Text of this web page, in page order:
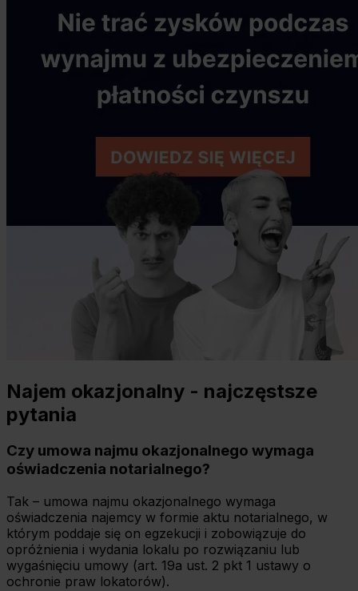
Najem okazjonalny - najczęstsze
pytania
Czy umowa najmu okazjonalnego wymaga
oświadczenia notarialnego?
Tak – umowa najmu okazjonalnego wymaga
oświadczenia najemcy w formie aktu notarialnego, w
którym poddaje się on egzekucji i zobowiązuje do
opróżnienia i wydania lokalu po rozwiązaniu lub
wygaśnięciu umowy (art. 19a ust. 2 pkt 1 ustawy o
ochronie praw lokatorów).